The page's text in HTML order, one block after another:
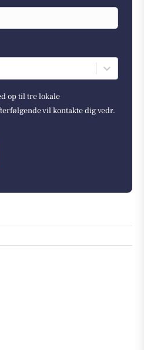
op til tre lokale
vil kontakte dig vedr.